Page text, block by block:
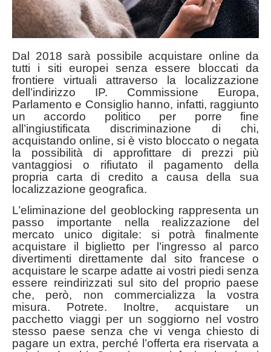
Dal 2018 sarà possibile acquistare online da
tutti i siti europei senza essere bloccati da
frontiere virtuali attraverso la localizzazione
dell’indirizzo IP. Commissione Europa,
Parlamento e Consiglio hanno, infatti, raggiunto
un accordo politico per porre fine
all’ingiustificata discriminazione di chi,
acquistando online, si è visto bloccato o negata
la possibilità di approfittare di prezzi più
vantaggiosi o rifiutato il pagamento della
propria carta di credito a causa della sua
localizzazione geografica.
L’eliminazione del geoblocking rappresenta un
passo importante nella realizzazione del
mercato unico digitale: si potrà finalmente
acquistare il biglietto per l’ingresso al parco
divertimenti direttamente dal sito francese o
acquistare le scarpe adatte ai vostri piedi senza
essere reindirizzati sul sito del proprio paese
che, però, non commercializza la vostra
misura. Potrete. Inoltre, acquistare un
pacchetto viaggi per un soggiorno nel vostro
stesso paese senza che vi venga chiesto di
pagare un extra, perché l’offerta era riservata a